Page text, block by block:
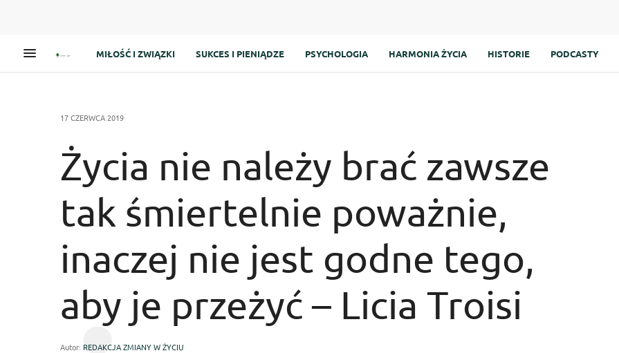
MIŁOŚĆ I ZWIĄZKI SUKCES I PIENIĄDZE PSYCHOLOGIA HARMONIA ŻYCIA HISTORIE PODCASTY
17 CZERWCA 2019
Życia nie należy brać zawsze
tak śmiertelnie poważnie,
inaczej nie jest godne tego,
aby je przeżyć – Licia Troisi
Autor: REDAKCJA ZMIANY W ŻYCIU